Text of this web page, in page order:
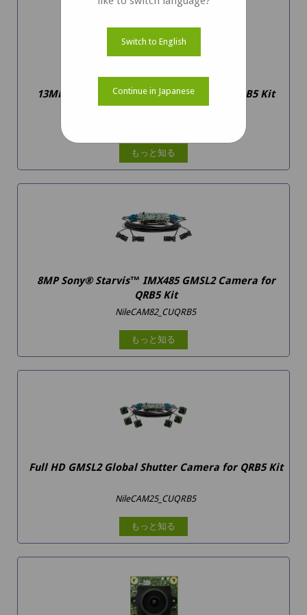
13MP Monochrome GMSL2 Camera for QRB5 Kit
もっと知る
8MP Sony® Starvis™ IMX485 GMSL2 Camera for
QRB5 Kit
NileCAM82_CUQRB5
もっと知る
Full HD GMSL2 Global Shutter Camera for QRB5 Kit
NileCAM25_CUQRB5
もっと知る
Switch to English
Continue in Japanese